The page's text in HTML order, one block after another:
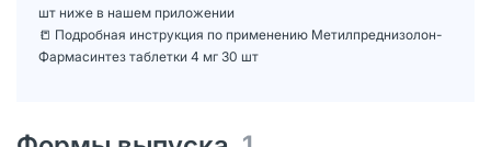
шт ниже в нашем приложении
📒 Подробная инструкция по применению Метилпреднизолон-
Фармасинтез таблетки 4 мг 30 шт